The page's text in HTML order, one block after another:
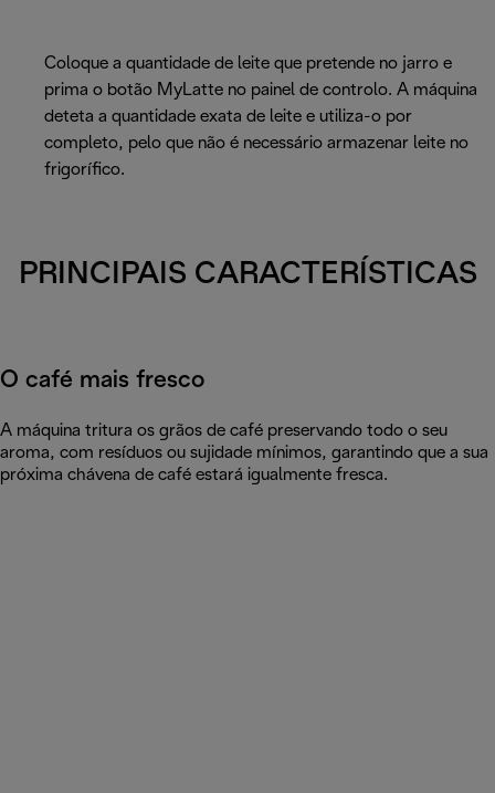
Coloque a quantidade de leite que pretende no jarro e
prima o botão MyLatte no painel de controlo. A máquina
deteta a quantidade exata de leite e utiliza-o por
completo, pelo que não é necessário armazenar leite no
frigorífico.
PRINCIPAIS CARACTERÍSTICAS
O café mais fresco
A máquina tritura os grãos de café preservando todo o seu
aroma, com resíduos ou sujidade mínimos, garantindo que a sua
próxima chávena de café estará igualmente fresca.